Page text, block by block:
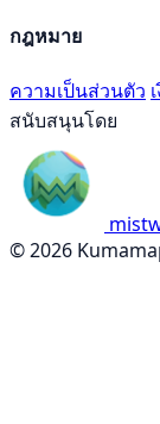
กฎหมาย
ความเป็นส่วนตัว
สนับสนุนโดย
© 2026